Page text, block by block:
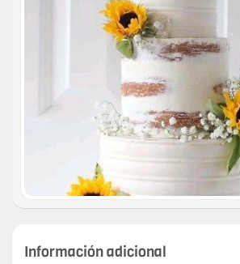
Información adicional